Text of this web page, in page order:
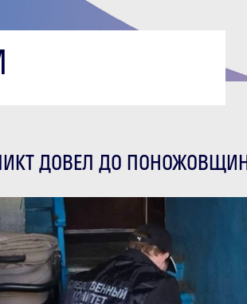
ДОВЕЛ ДО